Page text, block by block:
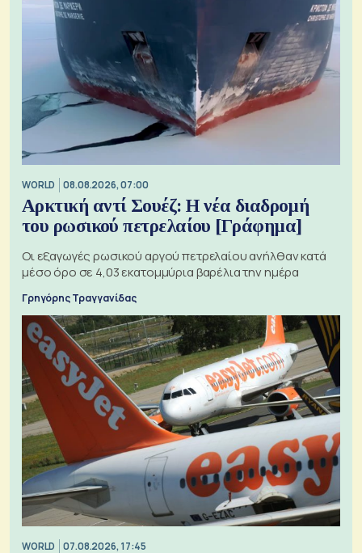
WORLD 08.08.2026, 07:00
Αρκτική αντί Σουέζ: Η νέα διαδρομή
του ρωσικού πετρελαίου [Γράφημα]
Οι εξαγωγές ρωσικού αργού πετρελαίου ανήλθαν κατά
μέσο όρο σε 4,03 εκατομμύρια βαρέλια την ημέρα
Γρηγόρης Τραγγανίδας
WORLD 07.08.2026, 17:45